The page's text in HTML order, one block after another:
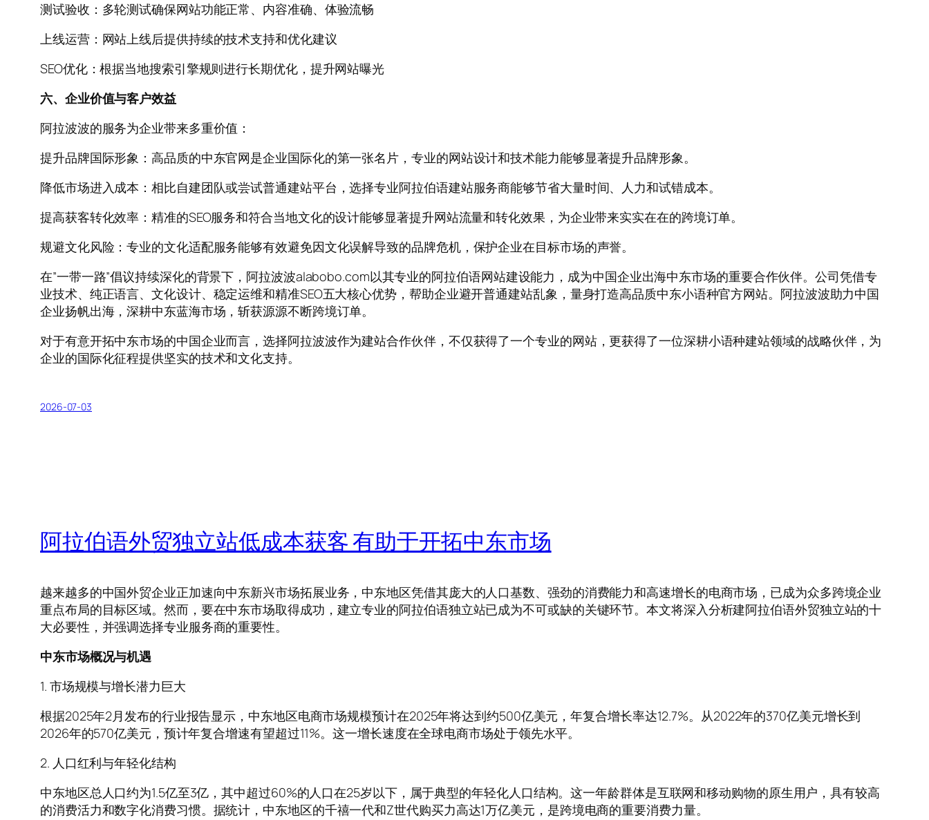
测试验收：多轮测试确保网站功能正常、内容准确、体验流畅
上线运营：网站上线后提供持续的技术支持和优化建议
SEO优化：根据当地搜索引擎规则进行长期优化，提升网站曝光
六、企业价值与客户效益
阿拉波波的服务为企业带来多重价值：
提升品牌国际形象：高品质的中东官网是企业国际化的第一张名片，专业的网站设计和技术能力能够显著提升品牌形象。
降低市场进入成本：相比自建团队或尝试普通建站平台，选择专业阿拉伯语建站服务商能够节省大量时间、人力和试错成本。
提高获客转化效率：精准的SEO服务和符合当地文化的设计能够显著提升网站流量和转化效果，为企业带来实实在在的跨境订单。
规避文化风险：专业的文化适配服务能够有效避免因文化误解导致的品牌危机，保护企业在目标市场的声誉。
在”一带一路”倡议持续深化的背景下，阿拉波波alabobo.com以其专业的阿拉伯语网站建设能力，成为中国企业出海中东市场的重要合作伙伴。公司凭借专
业技术、纯正语言、文化设计、稳定运维和精准SEO五大核心优势，帮助企业避开普通建站乱象，量身打造高品质中东小语种官方网站。阿拉波波助力中国
企业扬帆出海，深耕中东蓝海市场，斩获源源不断跨境订单。
对于有意开拓中东市场的中国企业而言，选择阿拉波波作为建站合作伙伴，不仅获得了一个专业的网站，更获得了一位深耕小语种建站领域的战略伙伴，为
企业的国际化征程提供坚实的技术和文化支持。
2026-07-03
阿拉伯语外贸独立站低成本获客 有助于开拓中东市场
越来越多的中国外贸企业正加速向中东新兴市场拓展业务，中东地区凭借其庞大的人口基数、强劲的消费能力和高速增长的电商市场，已成为众多跨境企业
重点布局的目标区域。然而，要在中东市场取得成功，建立专业的阿拉伯语独立站已成为不可或缺的关键环节。本文将深入分析建阿拉伯语外贸独立站的十
大必要性，并强调选择专业服务商的重要性。
中东市场概况与机遇
1. 市场规模与增长潜力巨大
根据2025年2月发布的行业报告显示，中东地区电商市场规模预计在2025年将达到约500亿美元，年复合增长率达12.7%。从2022年的370亿美元增长到
2026年的570亿美元，预计年复合增速有望超过11%。这一增长速度在全球电商市场处于领先水平。
2. 人口红利与年轻化结构
中东地区总人口约为1.5亿至3亿，其中超过60%的人口在25岁以下，属于典型的年轻化人口结构。这一年龄群体是互联网和移动购物的原生用户，具有较高
的消费活力和数字化消费习惯。据统计，中东地区的千禧一代和Z世代购买力高达1万亿美元，是跨境电商的重要消费力量。